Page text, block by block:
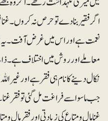
اگر فقیر بنا دے تو حرص نہ کروں۔
نعمت ہے اور اس میں غرض آفت۔ یہ
معاملے اور روش میں اختلاف ہے۔
نکال دینے کا نام ہی فقر ہے اور
جب ماسوا سے فراغت مل گئی تو فقر
غنا مال ومتاع کی زیادتی اور فقر مال